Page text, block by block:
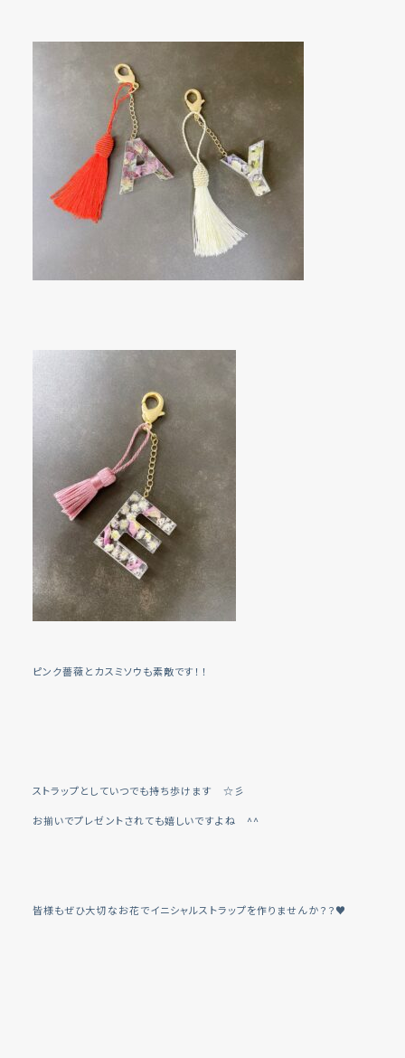
ピンク薔薇とカスミソウも素敵です！！
ストラップとしていつでも持ち歩けます ☆彡
お揃いでプレゼントされても嬉しいですよね ^^
皆様もぜひ大切なお花でイニシャルストラップを作りませんか？？♥